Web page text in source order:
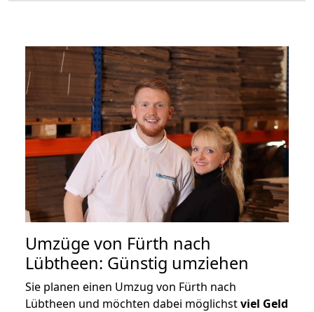
Umzüge von Fürth nach
Lübtheen: Günstig umziehen
Sie planen einen Umzug von Fürth nach
Lübtheen und möchten dabei möglichstviel Geld